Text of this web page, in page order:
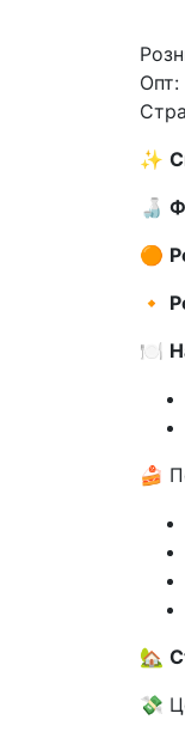
Опт:
✨
🍶
🟠
🔸
🍽️
🍰
🏡
💸